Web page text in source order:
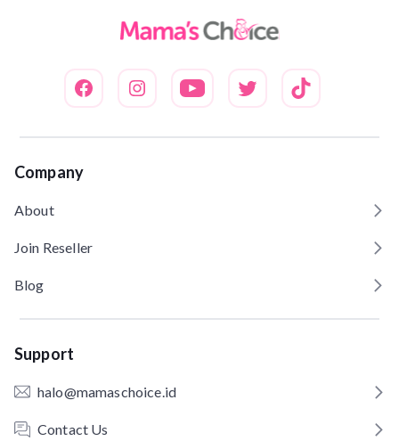
Company
About
Join Reseller
Blog
Support
halo@mamaschoice.id
Contact Us